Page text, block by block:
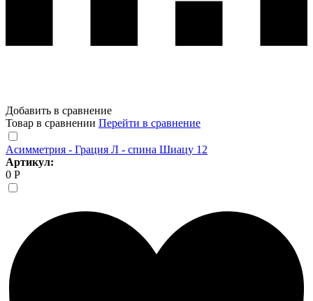
Добавить в сравнение
Товар в сравнении Перейти в сравнение
Асимметрия - Грация Л - спина Шиацу 12
Артикул:
0 Р